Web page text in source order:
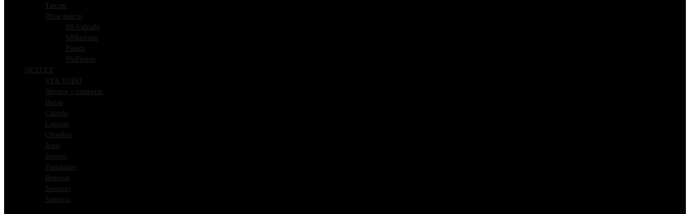
Tascani
Otras marcas
BS Calzado
MMartinez
Pasotti
Phillgreen
OUTLET
VER TODO
Abrigos y camperas
Buzos
Calzado
Camisas
Chombas
Jeans
Joggers
Pantalones
Remeras
Sweaters
Sastreria